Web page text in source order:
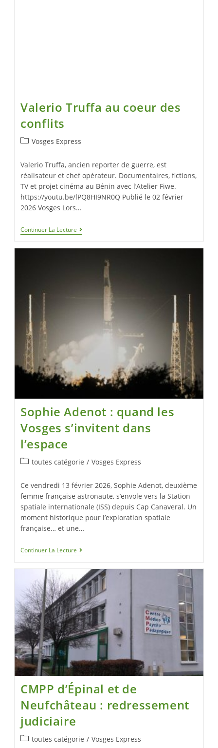
Valerio Truffa au coeur des
conflits
Vosges Express
Valerio Truffa, ancien reporter de guerre, est
réalisateur et chef opérateur. Documentaires, fictions,
TV et projet cinéma au Bénin avec l’Atelier Fiwe.
https://youtu.be/lPQ8HI9NR0Q Publié le 02 février
2026 Vosges Lors…
Continuer La Lecture
Sophie Adenot : quand les
Vosges s’invitent dans
l’espace
toutes catégorie / Vosges Express
Ce vendredi 13 février 2026, Sophie Adenot, deuxième
femme française astronaute, s’envole vers la Station
spatiale internationale (ISS) depuis Cap Canaveral. Un
moment historique pour l’exploration spatiale
française… et une…
Continuer La Lecture
CMPP d’Épinal et de
Neufchâteau : redressement
judiciaire
toutes catégorie / Vosges Express